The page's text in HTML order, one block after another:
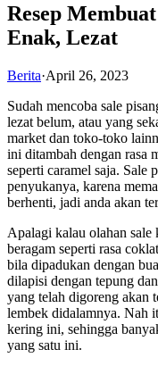
Resep
Enak, Lezat
Berita·April 26, 2023
Sudah mencoba sale
lezat belum, atau yang
market dan toko-toko
ini ditambah dengan rasa
seperti caramel saja. Sale
penyukanya, karena
berhenti, jadi anda akan
Apalagi kalau olahan sale
beragam seperti rasa
bila dipadukan dengan
dilapisi dengan tepung
yang telah digoreng akan
lembek didalamnya. Nah
kering ini, sehingga
yang satu ini.